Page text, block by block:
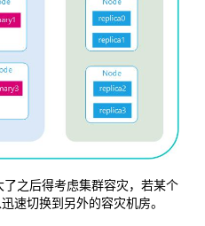
了之后得考虑集群容灾，若某个
速切换到另外的容灾机房。